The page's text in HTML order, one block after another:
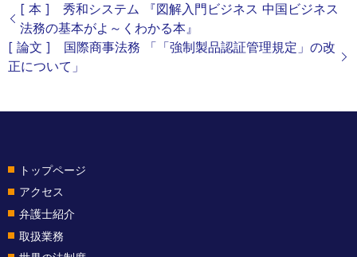
[ 本 ] 秀和システム 『図解入門ビジネス 中国ビジネス
法務の基本がよ～くわかる本』
[ 論文 ] 国際商事法務 「「強制製品認証管理規定」の改
正について」
トップページ
アクセス
弁護士紹介
取扱業務